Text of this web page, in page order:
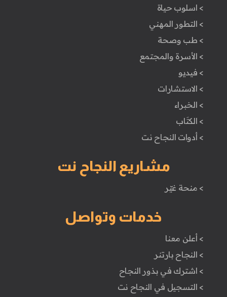
> اسلوب حياة
> التطور المهني
> طب وصحة
> الأسرة والمجتمع
> فيديو
> الاستشارات
> الخبراء
> الكتَاب
> أدوات النجاح نت
مشاريع النجاح نت
> منحة غيّر
خدمات وتواصل
> أعلن معنا
> النجاح بارتنر
> اشترك في بذور النجاح
> التسجيل في النجاح نت